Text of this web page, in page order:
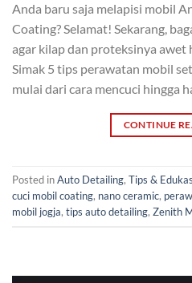
Anda baru saja melapisi mobil
Coating? Selamat! Sekarang,
agar kilap dan proteksinya
Simak 5 tips perawatan mobil
mulai dari cara mencuci hingga
CONTINUE
Posted inAuto Detailing, Tips &
cuci mobil coating, nano ceramic,
mobil jogja, tips auto detailing, Zenith